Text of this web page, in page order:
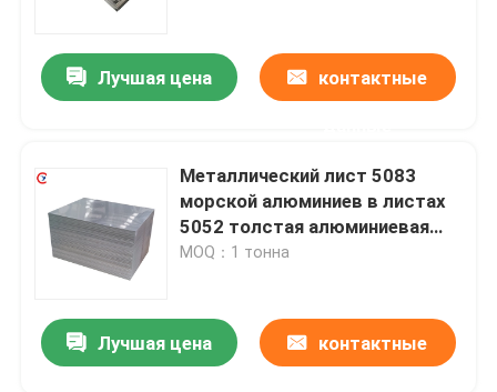
Лучшая цена контактные
Металлический лист 5083
морской алюминиев в листах
5052 толстая алюминиевая
плита 5054 5086 5754
MOQ：1 тонна
Лучшая цена контактные